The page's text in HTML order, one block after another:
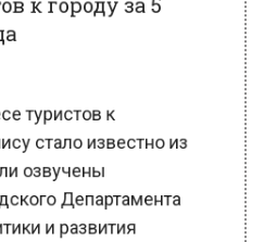
стало известно из
озвучены
Департамента
и развития
Об этом сообщает
Москвы